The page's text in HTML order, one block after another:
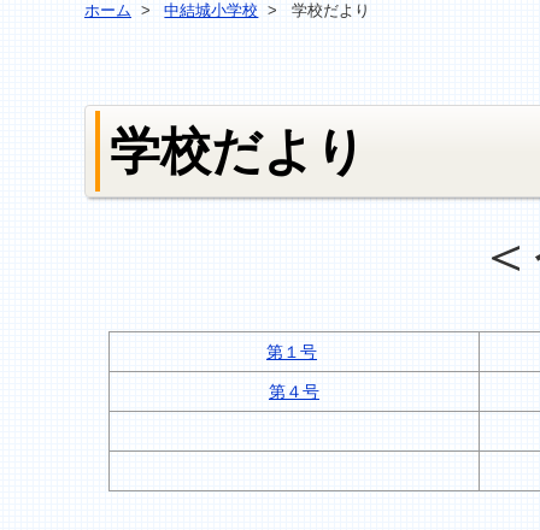
ホーム > 中結城小学校 > 学校だより
学校だより
第１号
第４号